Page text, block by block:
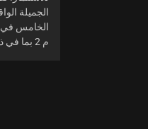
الجميلة
م 2 بما في ذلك شرفة...